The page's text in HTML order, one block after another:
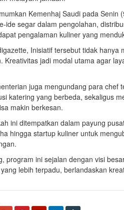
Kemenhaj Saudi pada
ide segar dalam pengolahan,
pengalaman kuliner yang
Inisiatif tersebut tidak
Kreativitas jadi modal utama agar
juga mengundang para
katering yang berbeda, sekaligus
makin berkesan.
ini ditempatkan dalam payung
hingga startup kuliner untuk
program ini sejalan dengan visi
lebih terpadu, berlandaskan